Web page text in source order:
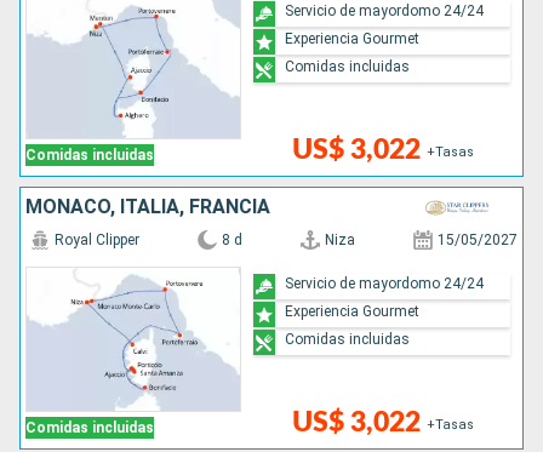
Comidas incluidas US$ 3,022 +Tasas
Servicio de mayordomo 24/24
Experiencia Gourmet
Comidas incluidas
MONACO, ITALIA, FRANCIA
Comidas incluidas
Royal Clipper 8 d Niza 15/05/2027
US$ 3,022 +Tasas
Servicio de mayordomo 24/24
Experiencia Gourmet
Comidas incluidas